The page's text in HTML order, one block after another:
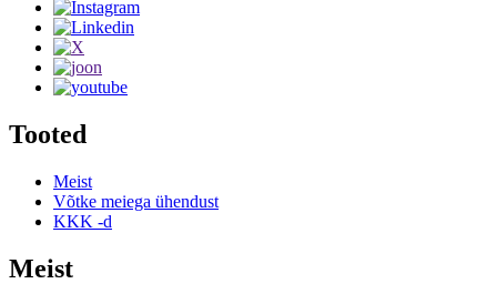
Tooted
Meist
Võtke meiega ühendust
KKK -d
Meist